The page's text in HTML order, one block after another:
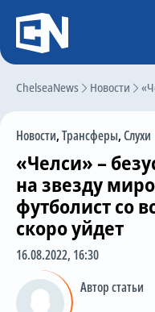
ChelseaNews Новости
Новости,Трансферы,Слухи
«Челси» –
на звезду
футболист со
скоро уйдет
16.08.2022, 16:30
Автор статьи
Регистрация
Главная
Чат
Трансферы
Слухи
История Челси
Статистика
Календарь игр